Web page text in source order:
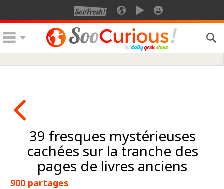
39 fresques mystérieuses
cachées sur la tranche des
pages de livres anciens
900 partages